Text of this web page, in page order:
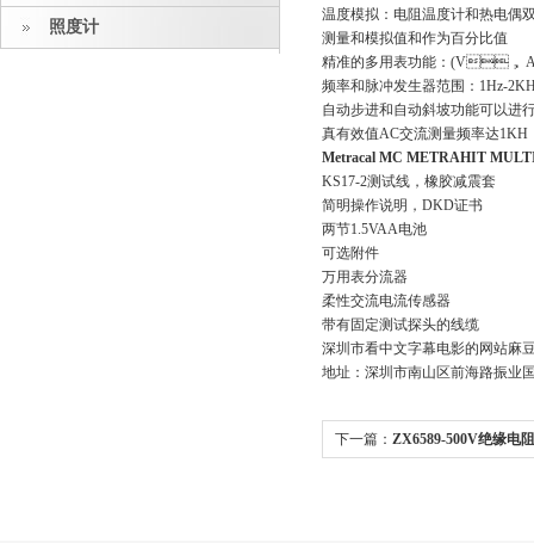
照度计
温度模拟：电阻温度计和热电
测量和模拟值和作为百分比值
精准的多用表功能：(V
频率和脉冲发生器范围：1Hz-
自动步进和自动斜坡功能可以进
真有效值AC交流测量频率达1KH
Metracal MC METRAHIT
KS17-2测试线，橡胶减震套
简明操作说明，DKD证书
两节1.5VAA电池
可选附件
万用表分流器
柔性交流电流传感器
带有固定测试探头的线缆
深圳市看中文字幕电影的网站麻
地址：深圳市南山区前海路振业
下一篇： ZX6589-500V绝缘电